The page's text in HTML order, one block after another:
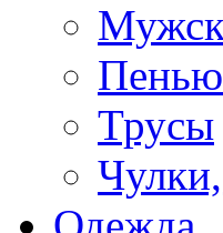
Трусы